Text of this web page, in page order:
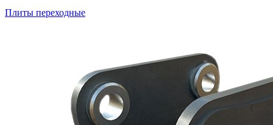
Плиты переходные